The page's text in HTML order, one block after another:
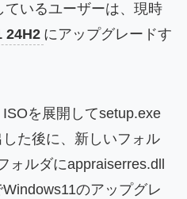
いるユーザーは、現時
24H2 にアップグレードす
を展開してsetup.exe
た後に、新しいフォル
ォルダにappraiserres.dll
のアップグレ